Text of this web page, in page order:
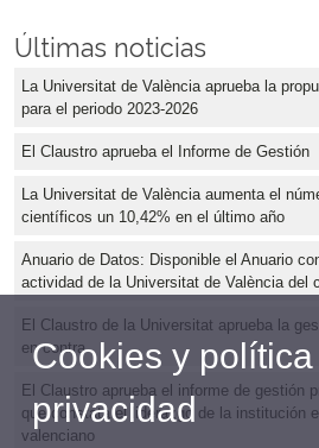
Últimas noticias
La Universitat de València aprueba la
para el periodo 2023-2026
El Claustro aprueba el Informe de Gestión
La Universitat de València aumenta el
científicos un 10,42% en el último año
Anuario de Datos: Disponible el Anuario
actividad de la Universitat de València del
El Claustro de la Universitat aprueba la
en contra
El Claustro aprueba el informe de gestión
que constata el liderazgo de la institución
valenciano
Cookies y
privacidad